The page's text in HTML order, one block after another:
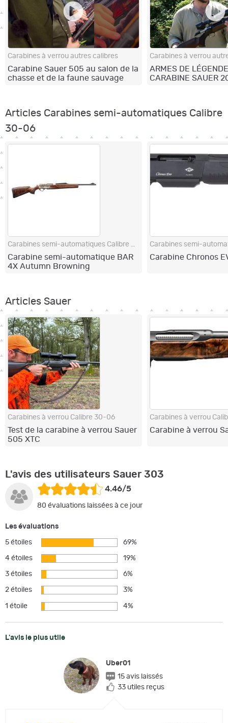
Carabines à verrou autres calibres
Carabine Sauer 505 au salon de la
chasse et de la faune sauvage
Carabines à verrou
ARMES DE
CARABINE SAUER
Articles Carabines semi-automatiques Calibre
30-06
Carabines semi-automatiques Calibre 30-06
Carabine semi-automatique BAR
4X Autumn Browning
Carabine Chronos
Articles Sauer
Carabines à verrou Calibre 30-06
Test de la carabine à verrou Sauer
505 XTC
Carabine à verrou
L'avis des utilisateurs Sauer 303
4.46/5
80 évaluations laissées à ce jour
Les évaluations
5 étoiles 69%
4 étoiles 19%
3 étoiles 6%
2 étoiles 3%
1 étoile 4%
L'avis le plus utile
Uber01
15 avis laissés
33 utiles reçus